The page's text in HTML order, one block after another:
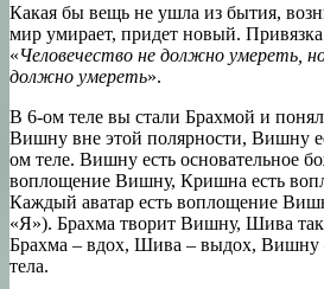
Какая бы вещь не ушла из бытия,
мир умирает, придет новый.
«Человечество не должно умереть,
должно умереть».
В 6-ом теле вы стали Брахмой и
Вишну вне этой полярности, Вишну
ом теле. Вишну есть основательное
воплощение Вишну, Кришна есть
Каждый аватар есть воплощение
«Я»). Брахма творит Вишну, Шива
Брахма – вдох, Шива – выдох, Вишну
тела.